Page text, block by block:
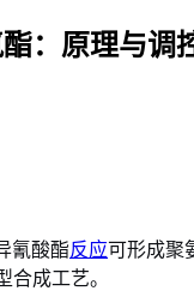
：原理与调
氰酸酯反应可形成聚
成工艺。